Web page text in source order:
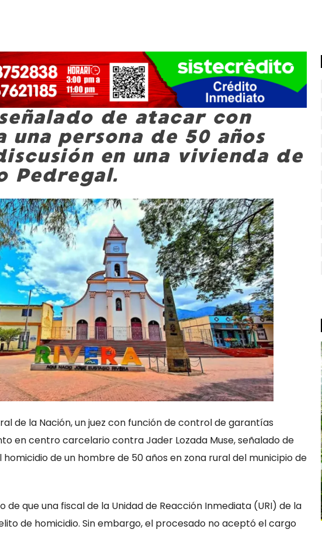
de atacar con
una persona de 50 años
en una vivienda de
Pedregal.
de la Nación, un juez con función de control de garantías
en centro carcelario contra Jader Lozada Muse, señalado de
de un hombre de 50 años en zona rural del municipio de
de que una fiscal de la Unidad de Reacción Inmediata (URI) de la
de homicidio. Sin embargo, el procesado no aceptó el cargo